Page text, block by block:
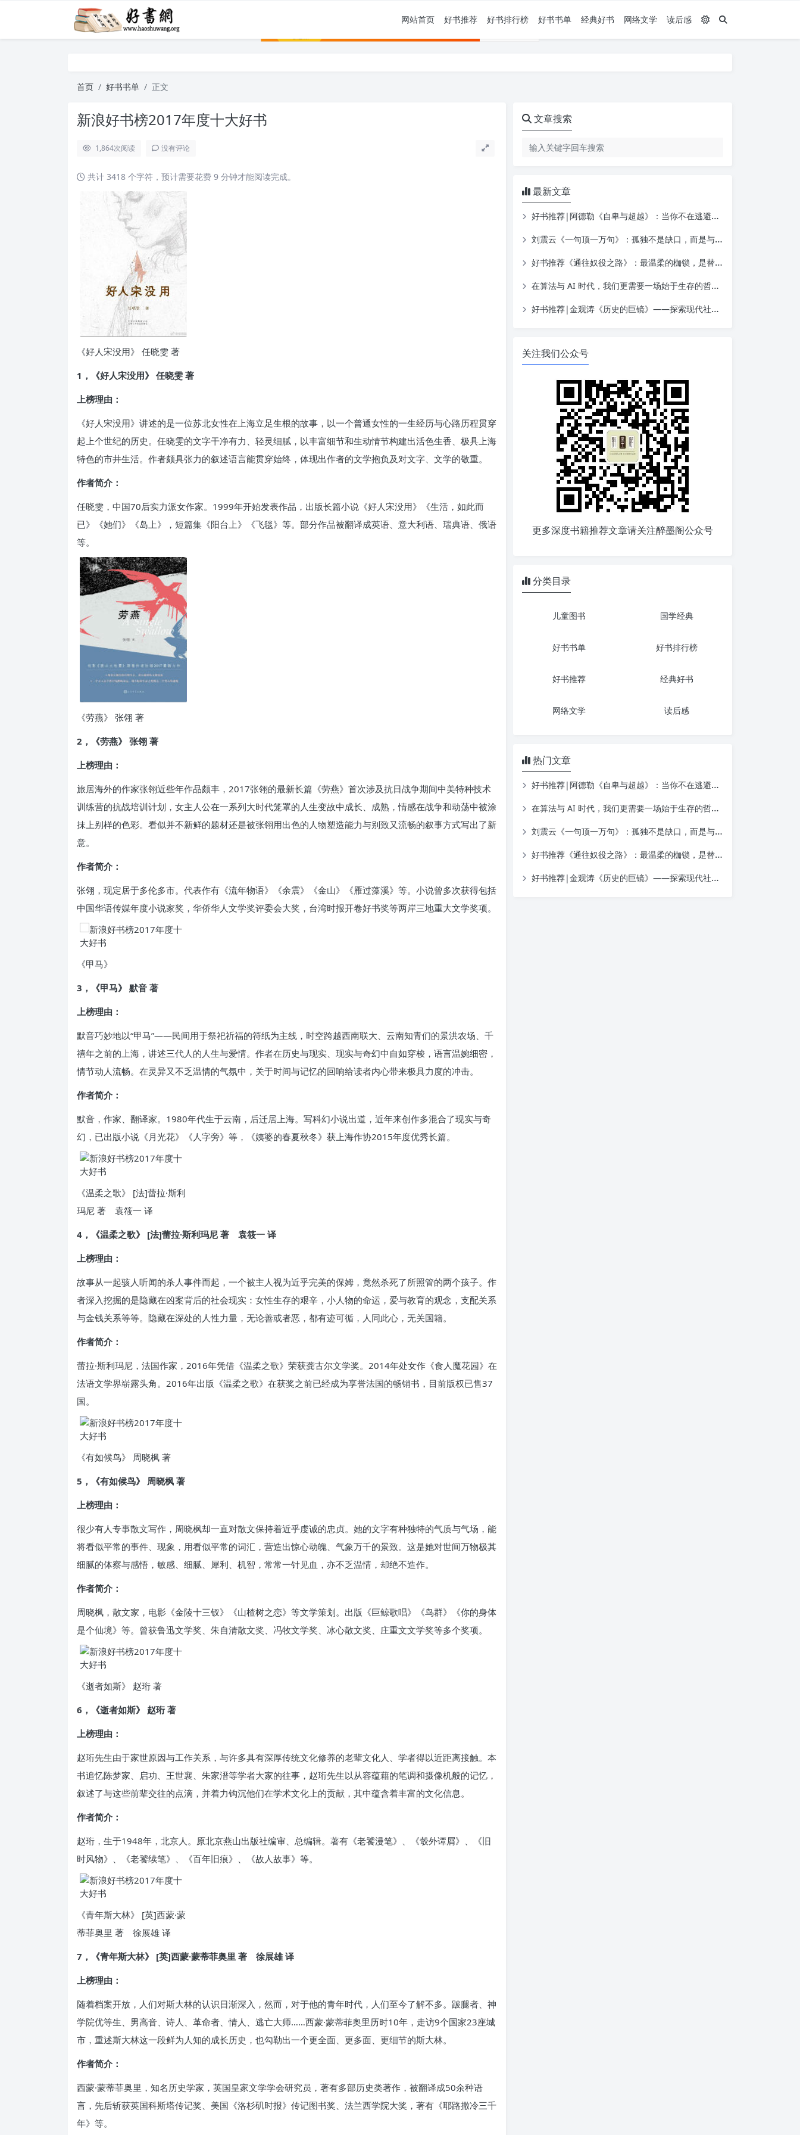
网站首页 好书推荐 好书排行榜 好书书单 经典好书 网络文学 读后感
首页 好书书单 正文
新浪好书榜2017年度十大好书
1,864次阅读 没有评论
共计 3418 个字符，预计需要花费 9 分钟才能阅读完成。
《好人宋没用》 任晓雯 著
1，《好人宋没用》 任晓雯 著
上榜理由：
《好人宋没用》讲述的是一位苏北女性在上海立足生根的故事，以一个普通女性的一生经历与心路历程贯穿
起上个世纪的历史。任晓雯的文字干净有力、轻灵细腻，以丰富细节和生动情节构建出活色生香、极具上海
特色的市井生活。作者颇具张力的叙述语言能贯穿始终，体现出作者的文学抱负及对文字、文学的敬重。
作者简介：
任晓雯，中国70后实力派女作家。1999年开始发表作品，出版长篇小说《好人宋没用》《生活，如此而
已》《她们》《岛上》，短篇集《阳台上》《飞毯》等。部分作品被翻译成英语、意大利语、瑞典语、俄语
等。
《劳燕》 张翎 著
2，《劳燕》 张翎 著
上榜理由：
旅居海外的作家张翎近些年作品颇丰，2017张翎的最新长篇《劳燕》首次涉及抗日战争期间中美特种技术
训练营的抗战培训计划，女主人公在一系列大时代笼罩的人生变故中成长、成熟，情感在战争和动荡中被涂
抹上别样的色彩。看似并不新鲜的题材还是被张翎用出色的人物塑造能力与别致又流畅的叙事方式写出了新
意。
作者简介：
张翎，现定居于多伦多市。代表作有《流年物语》《余震》《金山》《雁过藻溪》等。小说曾多次获得包括
中国华语传媒年度小说家奖，华侨华人文学奖评委会大奖，台湾时报开卷好书奖等两岸三地重大文学奖项。
《甲马》
3，《甲马》 默音 著
上榜理由：
默音巧妙地以“甲马”——民间用于祭祀祈福的符纸为主线，时空跨越西南联大、云南知青们的景洪农场、千
禧年之前的上海，讲述三代人的人生与爱情。作者在历史与现实、现实与奇幻中自如穿梭，语言温婉细密，
情节动人流畅。在灵异又不乏温情的气氛中，关于时间与记忆的回响给读者内心带来极具力度的冲击。
作者简介：
默音，作家、翻译家。1980年代生于云南，后迁居上海。写科幻小说出道，近年来创作多混合了现实与奇
幻，已出版小说《月光花》《人字旁》等，《姨婆的春夏秋冬》获上海作协2015年度优秀长篇。
《温柔之歌》 [法]蕾拉·斯利
玛尼 著 袁筱一 译
4，《温柔之歌》 [法]蕾拉·斯利玛尼 著 袁筱一 译
上榜理由：
故事从一起骇人听闻的杀人事件而起，一个被主人视为近乎完美的保姆，竟然杀死了所照管的两个孩子。作
者深入挖掘的是隐藏在凶案背后的社会现实：女性生存的艰辛，小人物的命运，爱与教育的观念，支配关系
与金钱关系等等。隐藏在深处的人性力量，无论善或者恶，都有迹可循，人同此心，无关国籍。
作者简介：
蕾拉·斯利玛尼，法国作家，2016年凭借《温柔之歌》荣获龚古尔文学奖。2014年处女作《食人魔花园》在
法语文学界崭露头角。2016年出版《温柔之歌》在获奖之前已经成为享誉法国的畅销书，目前版权已售37
国。
《有如候鸟》 周晓枫 著
5，《有如候鸟》 周晓枫 著
上榜理由：
很少有人专事散文写作，周晓枫却一直对散文保持着近乎虔诚的忠贞。她的文字有种独特的气质与气场，能
将看似平常的事件、现象，用看似平常的词汇，营造出惊心动魄、气象万千的景致。这是她对世间万物极其
细腻的体察与感悟，敏感、细腻、犀利、机智，常常一针见血，亦不乏温情，却绝不造作。
作者简介：
周晓枫，散文家，电影《金陵十三钗》《山楂树之恋》等文学策划。出版《巨鲸歌唱》《鸟群》《你的身体
是个仙境》等。曾获鲁迅文学奖、朱自清散文奖、冯牧文学奖、冰心散文奖、庄重文文学奖等多个奖项。
《逝者如斯》 赵珩 著
6，《逝者如斯》 赵珩 著
上榜理由：
赵珩先生由于家世原因与工作关系，与许多具有深厚传统文化修养的老辈文化人、学者得以近距离接触。本
书追忆陈梦家、启功、王世襄、朱家溍等学者大家的往事，赵珩先生以从容蕴藉的笔调和摄像机般的记忆，
叙述了与这些前辈交往的点滴，并着力钩沉他们在学术文化上的贡献，其中蕴含着丰富的文化信息。
作者简介：
赵珩，生于1948年，北京人。原北京燕山出版社编审、总编辑。著有《老饕漫笔》、《彀外谭屑》、《旧
时风物》、《老饕续笔》、《百年旧痕》、《故人故事》等。
《青年斯大林》 [英]西蒙·蒙
蒂菲奥里 著 徐展雄 译
7，《青年斯大林》 [英]西蒙·蒙蒂菲奥里 著 徐展雄 译
上榜理由：
随着档案开放，人们对斯大林的认识日渐深入，然而，对于他的青年时代，人们至今了解不多。跛腿者、神
学院优等生、男高音、诗人、革命者、情人、逃亡大师……西蒙·蒙蒂菲奥里历时10年，走访9个国家23座城
市，重述斯大林这一段鲜为人知的成长历史，也勾勒出一个更全面、更多面、更细节的斯大林。
作者简介：
西蒙·蒙蒂菲奥里，知名历史学家，英国皇家文学学会研究员，著有多部历史类著作，被翻译成50余种语
言，先后斩获英国科斯塔传记奖、美国《洛杉矶时报》传记图书奖、法兰西学院大奖，著有《耶路撒冷三千
年》等。
文章搜索
最新文章
好书推荐|阿德勒《自卑与超越》：当你不在逃避自己，一切才真正的开始
刘震云《一句顶一万句》：孤独不是缺口，而是与自己相遇的入口
好书推荐《通往奴役之路》：最温柔的枷锁，是替你做决定的善意
在算法与 AI 时代，我们更需要一场始于生存的哲学觉醒——读金观涛《我的哲学探索》
好书推荐|金观涛《历史的巨镜》——探索现代社会的起源
关注我们公众号
更多深度书籍推荐文章请关注醉墨阁公众号
分类目录
儿童图书 国学经典
好书书单 好书排行榜
好书推荐 经典好书
网络文学 读后感
热门文章
好书推荐|阿德勒《自卑与超越》：当你不在逃避自己，一切才真正的开始
在算法与 AI 时代，我们更需要一场始于生存的哲学觉醒——读金观涛《我的哲学探索》
刘震云《一句顶一万句》：孤独不是缺口，而是与自己相遇的入口
好书推荐《通往奴役之路》：最温柔的枷锁，是替你做决定的善意
好书推荐|金观涛《历史的巨镜》——探索现代社会的起源